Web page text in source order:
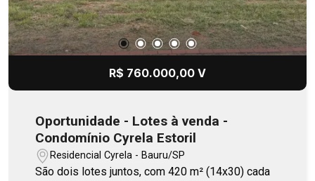
R$ 760.000,00 V
Oportunidade - Lotes à venda -
Condomínio Cyrela Estoril
Residencial Cyrela - Bauru/SP
São dois lotes juntos, com 420 m² (14x30) cada